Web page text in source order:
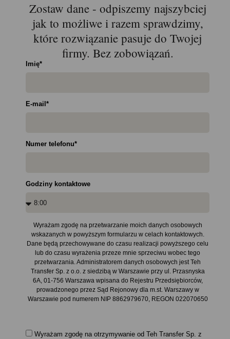
Zostaw dane - odpiszemy najszybciej
jak to możliwe i razem sprawdzimy,
które rozwiązanie pasuje do Twojej
firmy. Bez zobowiązań. ​
Imię*
E-mail*
Numer telefonu*
Godziny kontaktowe
Wyrażam zgodę na przetwarzanie moich danych osobowych
wskazanych w powyższym formularzu w celach kontaktowych.
Dane będą przechowywane do czasu realizacji powyższego celu
lub do czasu wyrażenia przeze mnie sprzeciwu wobec tego
przetwarzania. Administratorem danych osobowych jest Teh
Transfer Sp. z o.o. z siedzibą w Warszawie przy ul. Przasnyska
6A, 01-756 Warszawa wpisana do Rejestru Przedsiębiorców,
prowadzonego przez Sąd Rejonowy dla m.st. Warszawy w
Warszawie pod numerem NIP 8862979670, REGON 022070650
Wyrażam zgodę na otrzymywanie od Teh Transfer Sp. z